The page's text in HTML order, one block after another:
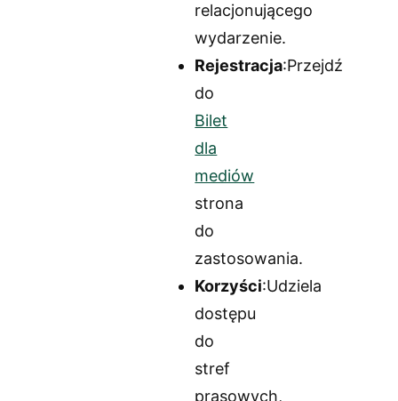
relacjonującego
wydarzenie.
Rejestracja:Przejdź
do
Bilet
dla
mediów
strona
do
zastosowania.
Korzyści:Udziela
dostępu
do
stref
prasowych,